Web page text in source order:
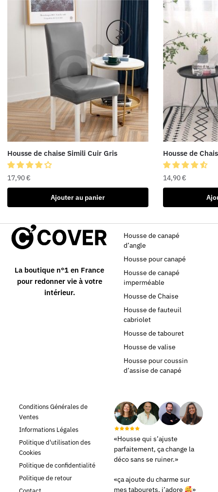
Housse de chaise Simili Cuir Gris
17,90€
Ajouter au panier
Housse de
14,90€
La boutique n°1 en France
pour redonner vie à votre
intérieur.
Housse de canapé
d’angle
Housse pour canapé
Housse de canapé
imperméable
Housse de Chaise
Housse de fauteuil
cabriolet
Housse de tabouret
Housse de valise
Housse pour coussin
d’assise de canapé
Conditions Générales de
Ventes
Informations Légales
Politique d'utilisation des
Cookies
Politique de confidentialité
Politique de retour
«Housse qui s’ajuste
parfaitement, ça change la
déco sans se ruiner.»
«ça ajoute du charme sur
mes tabourets, j’adore
»